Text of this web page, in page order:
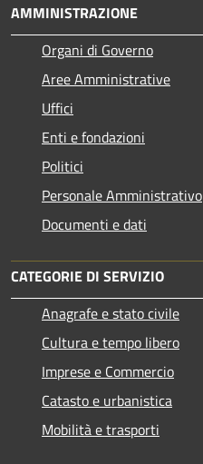
AMMINISTRAZIONE
Organi di Governo
Aree Amministrative
Uffici
Enti e fondazioni
Politici
Personale Amministrativo
Documenti e dati
CATEGORIE DI SERVIZIO
Anagrafe e stato civile
Cultura e tempo libero
Imprese e Commercio
Catasto e urbanistica
Mobilità e trasporti